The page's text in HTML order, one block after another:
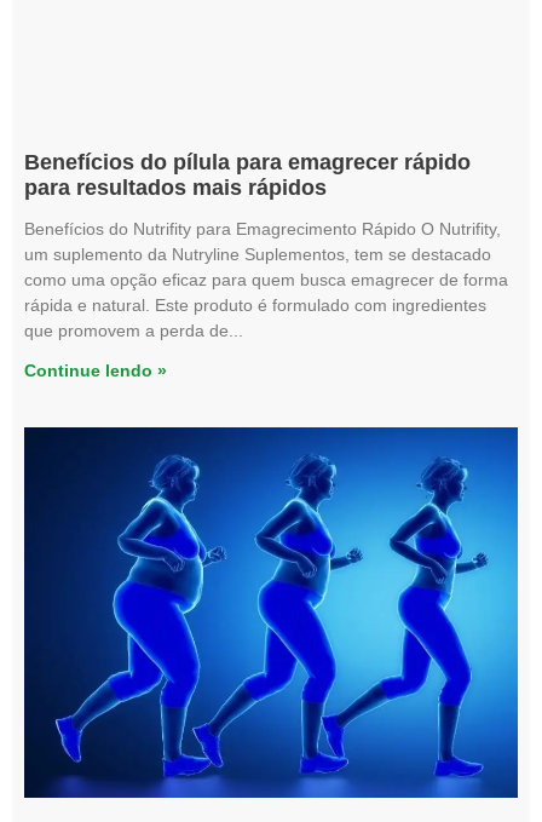
Benefícios do pílula para emagrecer rápido
para resultados mais rápidos
Benefícios do Nutrifity para Emagrecimento Rápido O Nutrifity,
um suplemento da Nutryline Suplementos, tem se destacado
como uma opção eficaz para quem busca emagrecer de forma
rápida e natural. Este produto é formulado com ingredientes
que promovem a perda de
Continue lendo »